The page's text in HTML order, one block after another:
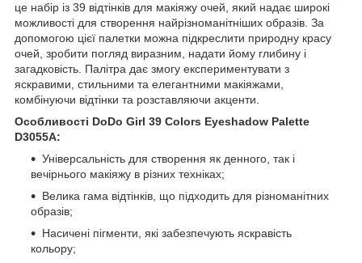
це набір із 39 відтінків для макіяжу очей, який надає широкі
можливості для створення найрізноманітніших образів. За
допомогою цієї палетки можна підкреслити природну красу
очей, зробити погляд виразним, надати йому глибину і
загадковість. Палітра дає змогу експериментувати з
яскравими, стильними та елегантними макіяжами,
комбінуючи відтінки та розставляючи акценти.
Особливості DoDo Girl 39 Colors Eyeshadow Palette
D3055A:
Універсальність для створення як денного, так і
вечірнього макіяжу в різних техніках;
Велика гама відтінків, що підходить для різноманітних
образів;
Насичені пігменти, які забезпечують яскравість
кольору;